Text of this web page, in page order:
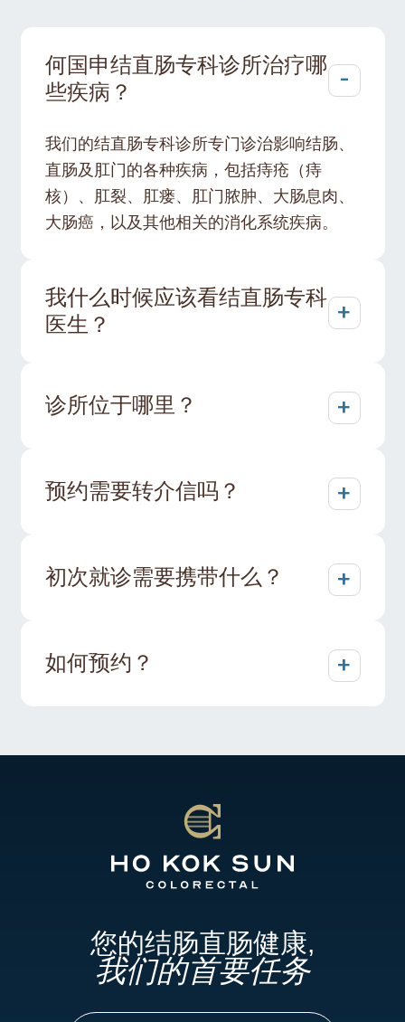
何国申结直肠专科诊所治疗哪
些疾病？
-
我们的结直肠专科诊所专门诊治影响结肠、
直肠及肛门的各种疾病，包括痔疮（痔
核）、肛裂、肛瘘、肛门脓肿、大肠息肉、
大肠癌，以及其他相关的消化系统疾病。
我什么时候应该看结直肠专科
医生？
+
诊所位于哪里？ +
预约需要转介信吗？ +
初次就诊需要携带什么？ +
如何预约？ +
您的结肠直肠健康,
我们的首要任务